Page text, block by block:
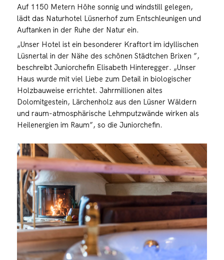
Auf 1150 Metern Höhe sonnig und windstill gelegen,
lädt das Naturhotel Lüsnerhof zum Entschleunigen und
Auftanken in der Ruhe der Natur ein.
„Unser Hotel ist ein besonderer Kraftort im idyllischen
Lüsnertal in der Nähe des schönen Städtchen Brixen ”,
beschreibt Juniorchefin Elisabeth Hinteregger. „Unser
Haus wurde mit viel Liebe zum Detail in biologischer
Holzbauweise errichtet. Jahrmillionen altes
Dolomitgestein, Lärchenholz aus den Lüsner Wäldern
und raum-atmosphärische Lehmputzwände wirken als
Heilenergien im Raum”, so die Juniorchefin.